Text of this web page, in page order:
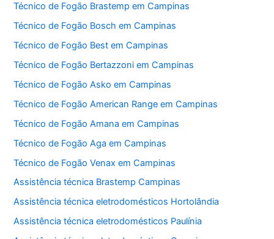
Técnico de Fogão Brastemp em Campinas
Técnico de Fogão Bosch em Campinas
Técnico de Fogão Best em Campinas
Técnico de Fogão Bertazzoni em Campinas
Técnico de Fogão Asko em Campinas
Técnico de Fogão American Range em Campinas
Técnico de Fogão Amana em Campinas
Técnico de Fogão Aga em Campinas
Técnico de Fogão Venax em Campinas
Assistência técnica Brastemp Campinas
Assistência técnica eletrodomésticos Hortolândia
Assistência técnica eletrodomésticos Paulínia